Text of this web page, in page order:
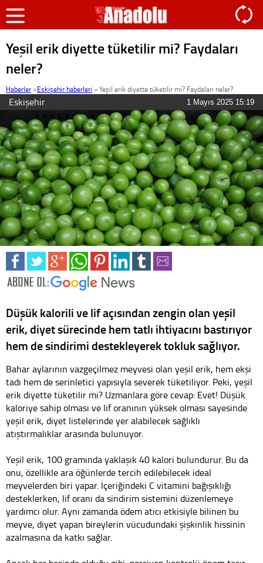
Yeşil erik diyette tüketilir mi? Faydaları
neler?
Haberler >Eskişehir haberleri »Yeşil erik diyette tüketilir mi? Faydaları neler?
Eskişehir 1 Mayıs 2025 15:19
Düşük kalorili ve lif açısından zengin olan yeşil
erik, diyet sürecinde hem tatlı ihtiyacını bastırıyor
hem de sindirimi destekleyerek tokluk sağlıyor.
Bahar aylarının vazgeçilmez meyvesi olan yeşil erik, hem ekşi
tadı hem de serinletici yapısıyla severek tüketiliyor. Peki, yeşil
erik diyette tüketilir mi? Uzmanlara göre cevap: Evet! Düşük
kaloriye sahip olması ve lif oranının yüksek olması sayesinde
yeşil erik, diyet listelerinde yer alabilecek sağlıklı
atıştırmalıklar arasında bulunuyor.
Yeşil erik, 100 gramında yaklaşık 40 kalori bulundurur. Bu da
onu, özellikle ara öğünlerde tercih edilebilecek ideal
meyvelerden biri yapar. İçeriğindeki C vitamini bağışıklığı
desteklerken, lif oranı da sindirim sistemini düzenlemeye
yardımcı olur. Aynı zamanda ödem atıcı etkisiyle bilinen bu
meyve, diyet yapan bireylerin vücudundaki şişkinlik hissinin
azalmasına da katkı sağlar.